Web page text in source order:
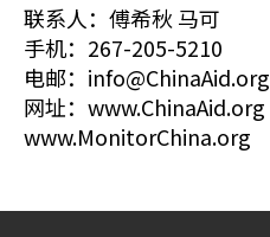
联系人：傅希秋 马可
手机：267-205-5210
电邮：info@ChinaAid.org
网址：www.ChinaAid.org
www.MonitorChina.org